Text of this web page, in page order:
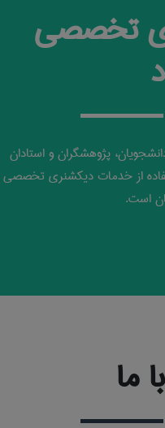
تخصصی
پژوهشگران و استادان
از خدمات دیکشنری تخصصی
است.
ما